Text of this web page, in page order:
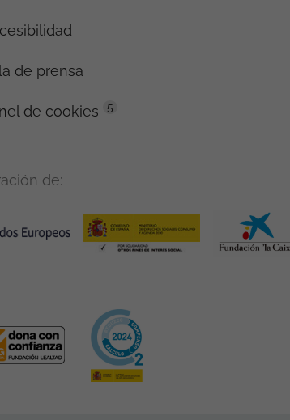
de prensa
de cookies 5
de: